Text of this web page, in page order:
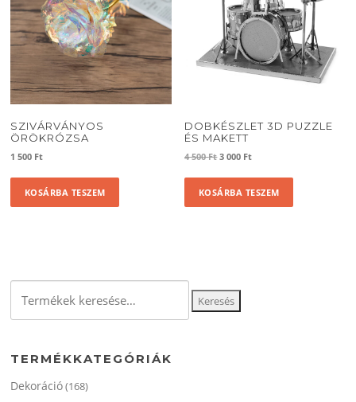
SZIVÁRVÁNYOS
ÖRÖKRÓZSA
1 500 Ft
KOSÁRBA TESZEM
DOBKÉSZLET 3D PUZZLE
ÉS MAKETT
4 500FtOriginal
was:
3 000 FtCurrent
KOSÁRBA TESZEM
következőre:
Keresés
TERMÉKKATEGÓRIÁK
Dekoráció(168)